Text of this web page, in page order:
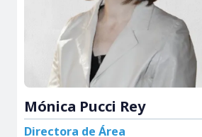
Mónica Pucci Rey
Directora de Área